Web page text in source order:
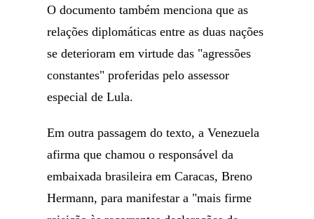
O documento também menciona que as
relações diplomáticas entre as duas nações
se deterioram em virtude das "agressões
constantes" proferidas pelo assessor
especial de Lula.
Em outra passagem do texto, a Venezuela
afirma que chamou o responsável da
embaixada brasileira em Caracas, Breno
Hermann, para manifestar a "mais firme